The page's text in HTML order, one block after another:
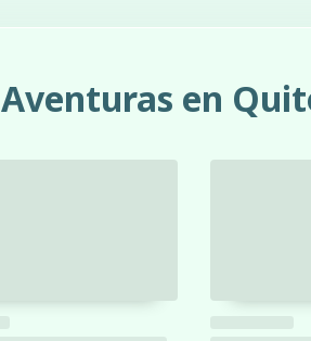
Aventuras en